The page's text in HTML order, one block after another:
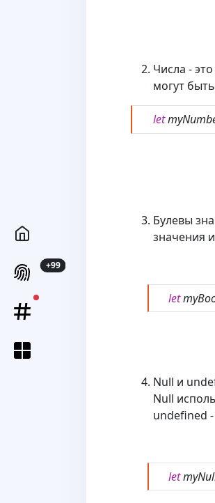
+99unread messages
unread messages
Числа -
могут
let
Булевы
значения
let
Null и
Null
undefined
let